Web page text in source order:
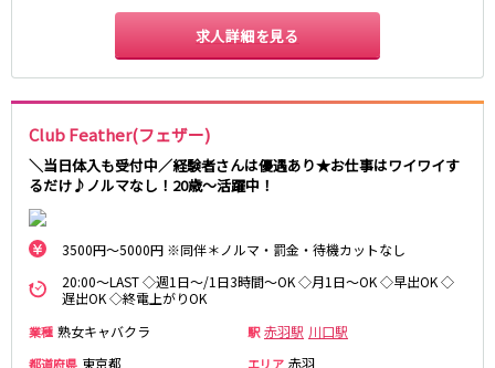
求人詳細を見る
Club Feather(フェザー)
＼当日体入も受付中／経験者さんは優遇あり★お仕事はワイワイす
るだけ♪ノルマなし！20歳～活躍中！
3500円～5000円 ※同伴＊ノルマ・罰金・待機カットなし
20:00～LAST ◇週1日～/1日3時間～OK ◇月1日～OK ◇早出OK ◇
遅出OK ◇終電上がりOK
業種 熟女キャバクラ 駅 赤羽駅 川口駅
都道府県 東京都 エリア 赤羽
川崎駅
武蔵小杉駅
府中本町駅
武蔵新城駅
登戸駅
稲田堤駅
JR横須賀線
新橋駅
横浜駅
戸塚駅
東戸塚駅
久里浜駅
横須賀駅
鎌倉駅
JR埼京線